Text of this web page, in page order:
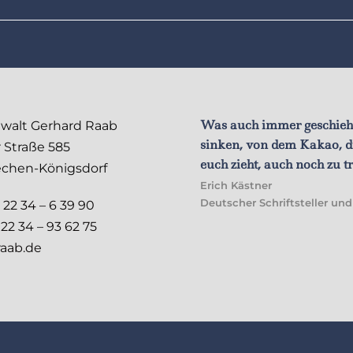
Gerhard Raab
585
Königsdorf
34 – 6 39 90
34 – 93 62 75
fahren, sind hässlich und
Krankheiten.
Was auch immer
sinken, von dem Kakao,
euch zieht, auch noch zu
Erich Kästner
Deutscher Schriftsteller